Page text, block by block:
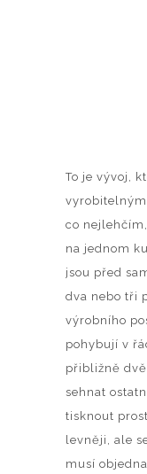
To je vývoj,
co
na jednom
jsou před
dva nebo tři
výrobního
pohybují v
přibližně
sehnat
tisknout
levněji, ale
musí